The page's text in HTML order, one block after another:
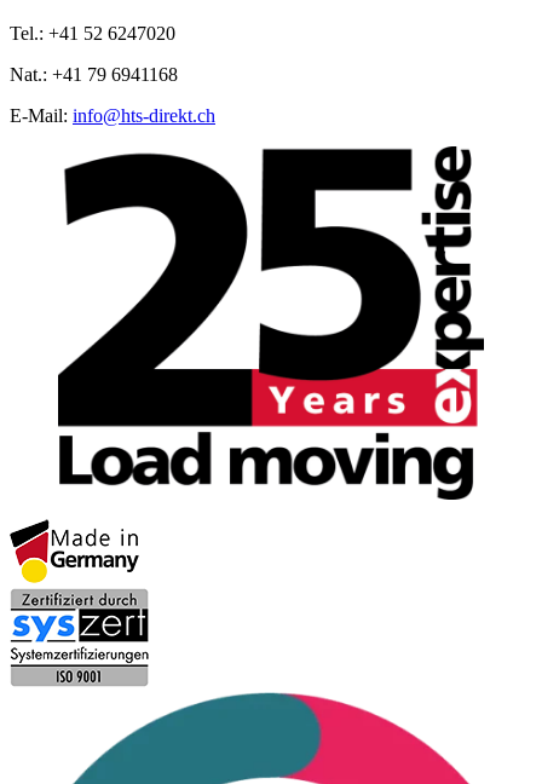
Tel.: +41 52 6247020
Nat.: +41 79 6941168
E‑Mail: info@hts-direkt.ch